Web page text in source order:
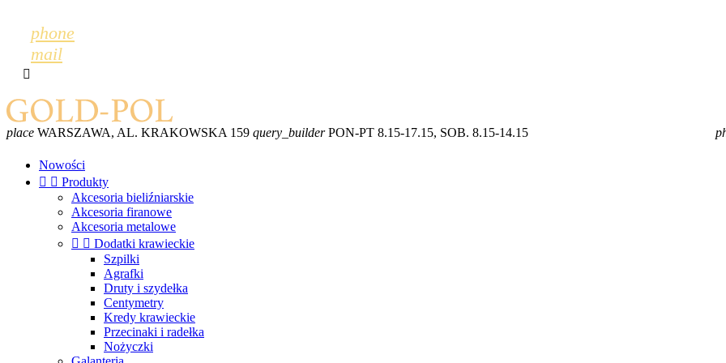
phone
mail

place WARSZAWA, AL. KRAKOWSKA 159 query_builderPON-PT 8.15-17.15, SOB. 8.15-14.15
Nowości
  Produkty
Akcesoria bieliźniarskie
Akcesoria firanowe
Akcesoria metalowe
  Dodatki krawieckie
Szpilki
Agrafki
Druty i szydełka
Centymetry
Kredy krawieckie
Przecinaki i radełka
Nożyczki